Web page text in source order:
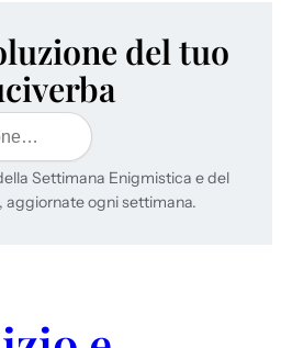
del tuo
Settimana Enigmistica e del
aggiornate ogni settimana.